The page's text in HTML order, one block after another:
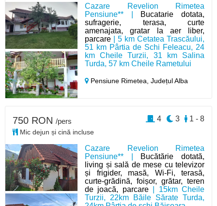
Cazare Revelion Rimetea
Pensiune** | Bucatarie dotata,
sufragerie, terasa, curte
amenajata, gratar la aer liber,
parcare | 5 km Cetatea Trascăului,
51 km Pârtia de Schi Feleacu, 24
km Cheile Turzii, 31 km Salina
Turda, 57 km Cheile Rametului
Pensiune Rimetea,Județul Alba
Cazare Revelion Rimetea
Pensiune** | Bucătărie dotată,
living și sală de mese cu televizor
și frigider, masă, Wi-Fi, terasă,
curte-grădină, foișor, grătar, teren
de joacă, parcare| 15km Cheile
Turzii, 22km Băile Sărate Turda,
750 RON /pers
Mic dejun și cină incluse
1 - 8
3
4